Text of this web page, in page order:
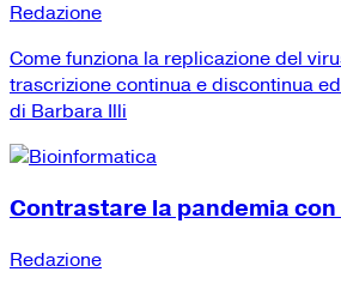
Redazione
Come funziona la replicazione del
trascrizione continua e discontinua
di Barbara Illi
Contrastare la pandemia
Redazione